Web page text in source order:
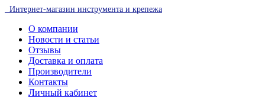
Интернет-магазин инструмента и крепежа
О компании
Новости и статьи
Отзывы
Доставка и оплата
Производители
Контакты
Личный кабинет